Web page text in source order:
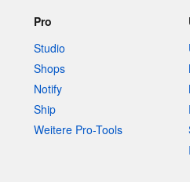
Pro
Studio
Shops
Notify
Ship
Weitere Pro-Tools